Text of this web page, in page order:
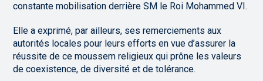
constante mobilisation derrière SM le Roi Mohammed VI.
Elle a exprimé, par ailleurs, ses remerciements aux
autorités locales pour leurs efforts en vue d’assurer la
réussite de ce moussem religieux qui prône les valeurs
de coexistence, de diversité et de tolérance.